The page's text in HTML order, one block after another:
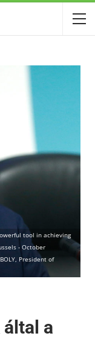
tool in achieving
- October
President of
a